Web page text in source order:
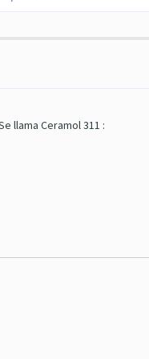
llama Ceramol 311 :